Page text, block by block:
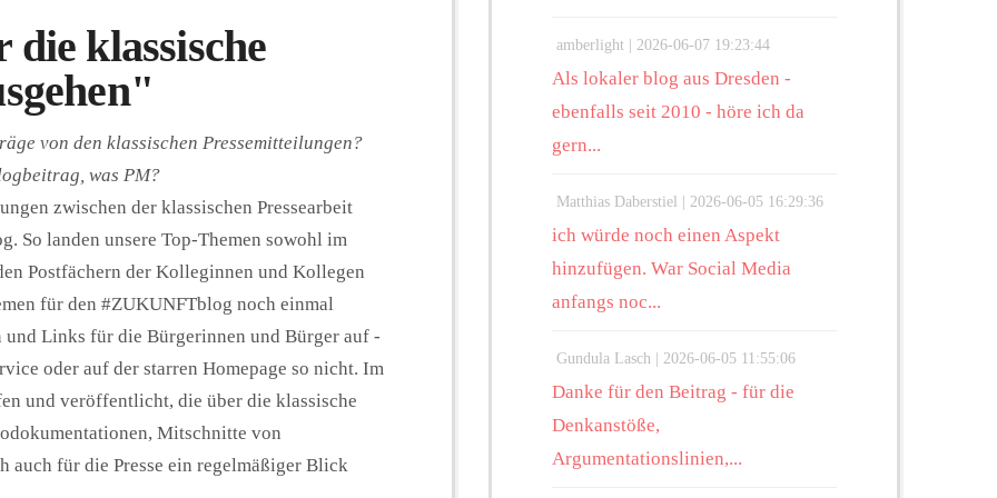
klassische
von den klassischen Pressemitteilungen?
was PM?
zwischen der klassischen Pressearbeit
So landen unsere Top-Themen sowohl im
Postfächern der Kolleginnen und Kollegen
für den #ZUKUNFTblog noch einmal
Links für die Bürgerinnen und Bürger auf -
oder auf der starren Homepage so nicht. Im
und veröffentlicht, die über die klassische
Mitschnitte von
auch für die Presse ein regelmäßiger Blick
amberlight | 2026-06-07 19:23:44
Als lokaler blog aus Dresden -
ebenfalls seit 2010 - höre ich da
gern...
Matthias Daberstiel | 2026-06-05 16:29:36
ich würde noch einen Aspekt
hinzufügen. War Social Media
anfangs noc...
Gundula Lasch | 2026-06-05 11:55:06
Danke für den Beitrag - für die
Denkanstöße,
Argumentationslinien,...